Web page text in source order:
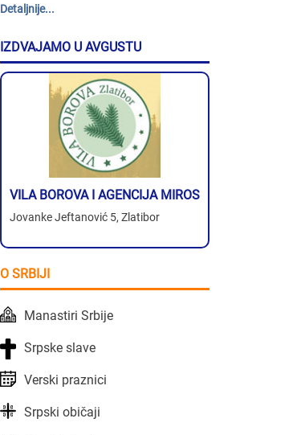
Detaljnije...
IZDVAJAMO U AVGUSTU
VILA BOROVA I AGENCIJA MIROS
Jovanke Jeftanović 5, Zlatibor
O SRBIJI
Manastiri Srbije
Srpske slave
Verski praznici
Srpski običaji